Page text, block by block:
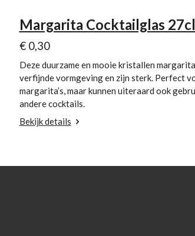
Margarita Cocktailglas 27cl
€ 0,30
Deze duurzame en mooie kristallen
verfijnde vormgeving en zijn sterk. Perfect
margarita’s, maar kunnen uiteraard ook
andere cocktails.
Bekijk details